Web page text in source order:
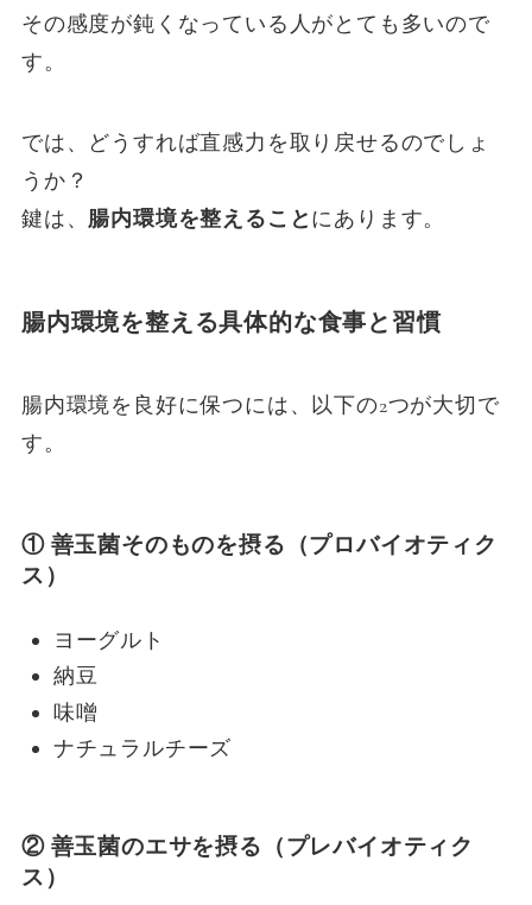
その感度が鈍くなっている人がとても多いので
す。
では、どうすれば直感力を取り戻せるのでしょ
うか？
鍵は、 腸内環境を整えることにあります。
腸内環境を整える具体的な食事と習慣
腸内環境を良好に保つには、以下の2つが大切で
す。
① 善玉菌そのものを摂る （プロバイオティク
ス）
ヨーグルト
納豆
味噌
ナチュラルチーズ
② 善玉菌のエサを摂る （プレバイオティク
ス）